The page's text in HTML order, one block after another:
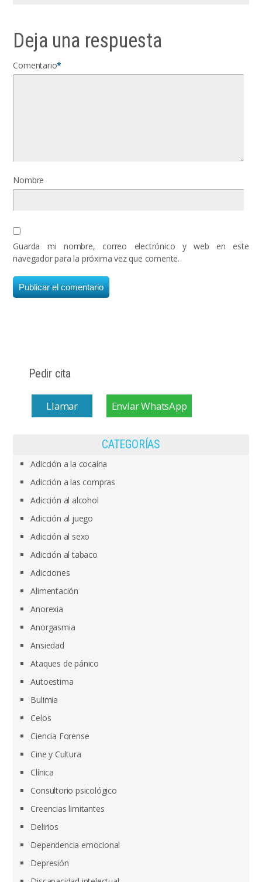
Deja una respuesta
Comentario*
Nombre
Guarda mi nombre, correo electrónico y web en este
navegador para la próxima vez que comente.
Pedir cita
Llamar Enviar WhatsApp
CATEGORÍAS
Adicción a la cocaína
Adicción a las compras
Adicción al alcohol
Adicción al juego
Adicción al sexo
Adicción al tabaco
Adicciones
Alimentación
Anorexia
Anorgasmia
Ansiedad
Ataques de pánico
Autoestima
Bulimia
Celos
Ciencia Forense
Cine y Cultura
Clínica
Consultorio psicológico
Creencias limitantes
Delirios
Dependencia emocional
Depresión